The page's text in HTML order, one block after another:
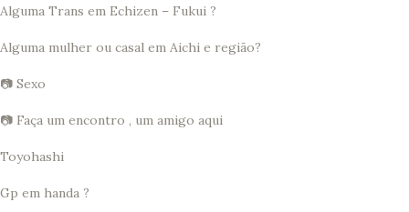
Alguma Trans em Echizen – Fukui ?
Alguma mulher ou casal em Aichi e região?
📷 Sexo
📷 Faça um encontro , um amigo aqui
Toyohashi
Gp em handa ?